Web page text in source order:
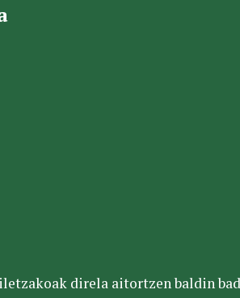
direla aitortzen baldin